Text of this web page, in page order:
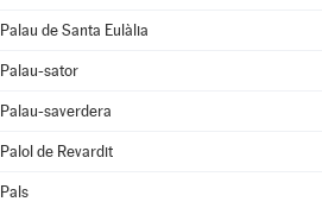
Palau de Santa Eulàlia
Palau-sator
Palau-saverdera
Palol de Revardit
Pals